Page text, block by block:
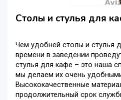
Столы и стулья для
Чем удобней столы и стулья
времени в заведении
стулья для кафе – это наша
мы делаем их очень
Высококачественные
продолжительный срок